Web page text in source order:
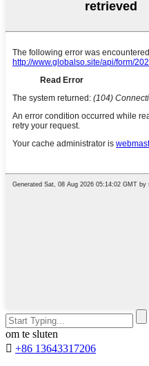
om te sluten
 +86 13643317206